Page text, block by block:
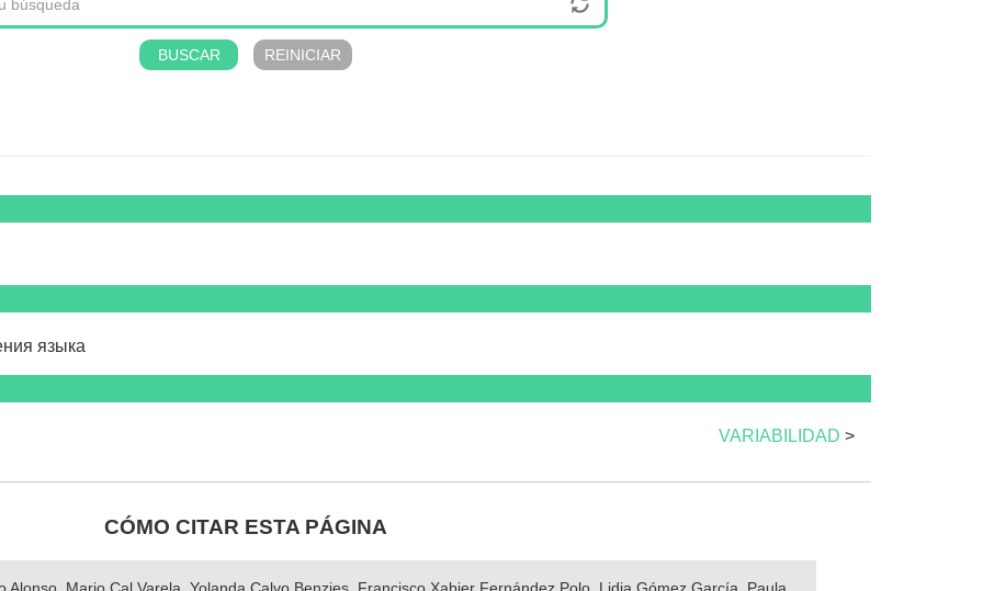
языка
VARIABILIDAD >
CÓMO CITAR ESTA PÁGINA
Alonso, Mario Cal Varela, Yolanda Calvo Benzies, Francisco Xabier Fernández Polo, Lidia Gómez García, Paula